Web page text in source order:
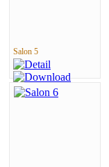
Salon 5